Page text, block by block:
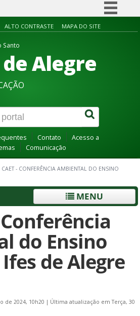
Simplifique!
Acesso à informação
Canais
ALTO CONTRASTE MAPA DO SITE
Santo
Alegre
Contato
Acesso a
Comunicação
CAET - CONFERÊNCIA AMBIENTAL DO ENSINO
MENU
Conferência
do Ensino
de Alegre
de 2024, 10h20 | Última atualização em Terça, 30